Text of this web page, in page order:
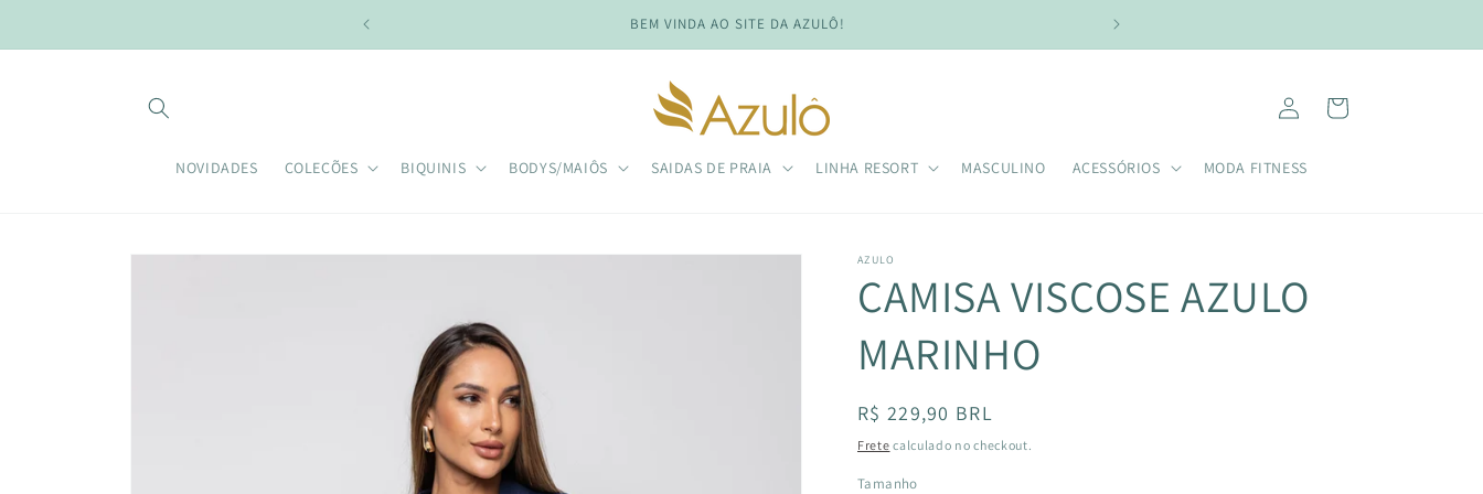
BEM VINDA AO SITE DA AZULÔ!
NOVIDADES COLEÇÕES BIQUINIS BODYS/MAIÔS SAIDAS DE PRAIA LINHA RESORT MASCULINO ACESSÓRIOS MODA FITNESS
Fazer
login
Carrinho
AZULO
CAMISA VISCOSE AZULO
MARINHO
Preço
normal
R$ 229,90 BRL
Frete calculado no checkout.
Tamanho